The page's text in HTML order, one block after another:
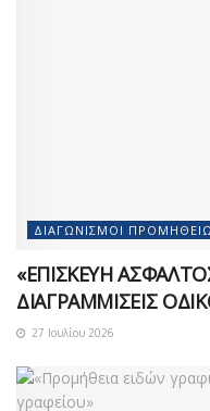
ΔΙΑΓΩΝΙΣΜΟΊ
«ΕΠΙΣΚΕΥΗ
ΔΙΑΓΡΑΜΜΙΣΕΙΣ
27 Ιουλίου 2026